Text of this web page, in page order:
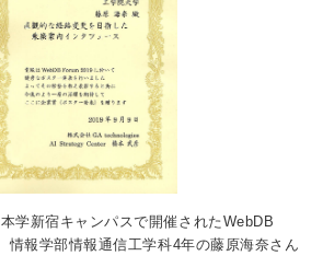
在学生・保証人の方
学新宿キャンパスで開催されたWebDB
情報学部情報通信工学科4年の藤原海奈さん